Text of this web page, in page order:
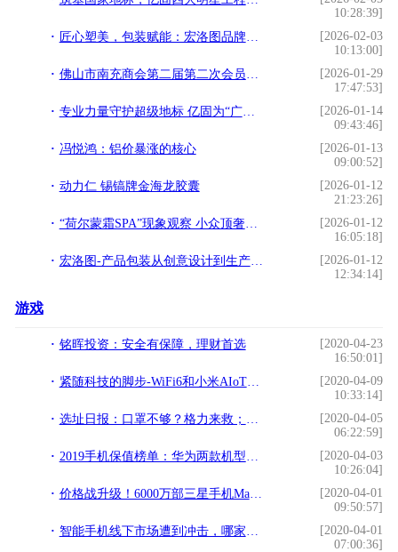
10:28:39]
匠心塑美，包装赋能：宏洛图品牌设计引领美妆包装新纪元
[2026-02-03
10:13:00]
佛山市南充商会第二届第二次会员大会暨2026年迎春晚会圆满举行
[2026-01-29
17:47:53]
专业力量守护超级地标 亿固为“广州白云国际机场”筑牢品质基石！
[2026-01-14
09:43:46]
冯悦鸿：铝价暴涨的核心
[2026-01-13
09:00:52]
动力仁 锡镐牌金海龙胶囊
[2026-01-12
21:23:26]
“荷尔蒙霜SPA”现象观察 小众顶奢如何悄然定义精英女性“抗衰”新标准？
[2026-01-12
16:05:18]
宏洛图-产品包装从创意设计到生产的完整流程
[2026-01-12
12:34:14]
游戏
铭晖投资：安全有保障，理财首选
[2020-04-23
16:50:01]
紧随科技的脚步-WiFi6和小米AIoT路由器AX3600评测
[2020-04-09
10:33:14]
选址日报：口罩不够？格力来救；雅诗兰黛将在华建世界级研发中心
[2020-04-05
06:22:59]
2019手机保值榜单：华为两款机型霸榜超高端市场，一加成国产王者
[2020-04-03
10:26:04]
价格战升级！6000万部三星手机Made in China”
[2020-04-01
09:50:57]
智能手机线下市场遭到冲击，哪家受到的影响最大？
[2020-04-01
07:00:36]